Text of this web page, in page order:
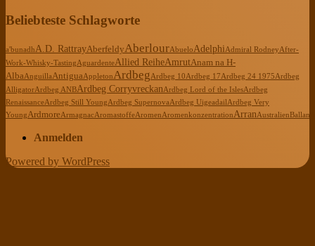
Beliebteste Schlagworte
a'bunadhA.D. RattrayAberfeldyAberlourAbueloAdelphiAdmiral RodneyAfter-
Work-Whisky-TastingAguardenteAllied ReiheAmrutAnam na H-
AlbaAnguillaAntiguaAppletonArdbegArdbeg 10Ardbeg 17Ardbeg 24 1975Ardbeg
AlligatorArdbeg ANBArdbeg CorryvreckanArdbeg Lord of the IslesArdbeg
RenaissanceArdbeg Still YoungArdbeg SupernovaArdbeg UigeadailArdbeg Very
YoungArdmoreArmagnacAromastoffeAromenAromenkonzentrationArranAustralien
Anmelden
Powered by WordPress